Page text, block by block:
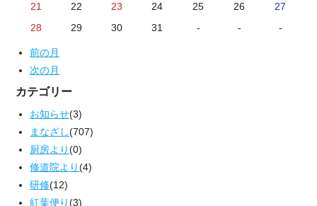
21
22 23 24 25 26
27
28
29 30 31 - - -
前の月
次の月
カテゴリー
お知らせ(3)
まなざし(707)
厨房より(0)
修道院より(4)
研修(12)
紅葉便り(3)